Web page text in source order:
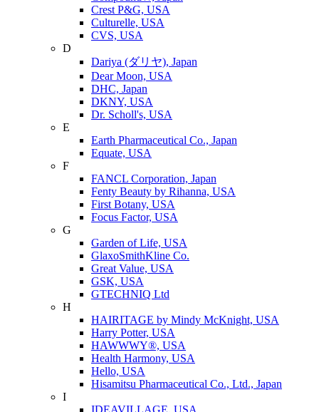
Crest P&G, USA
Culturelle, USA
CVS, USA
D
Dariya (ダリヤ), Japan
Dear Moon, USA
DHC, Japan
DKNY, USA
Dr. Scholl's, USA
E
Earth Pharmaceutical Co., Japan
Equate, USA
F
FANCL Corporation, Japan
Fenty Beauty by Rihanna, USA
First Botany, USA
Focus Factor, USA
G
Garden of Life, USA
GlaxoSmithKline Co.
Great Value, USA
GSK, USA
GTECHNIQ Ltd
H
HAIRITAGE by Mindy McKnight, USA
Harry Potter, USA
HAWWWY®, USA
Health Harmony, USA
Hello, USA
Hisamitsu Pharmaceutical Co., Ltd., Japan
I